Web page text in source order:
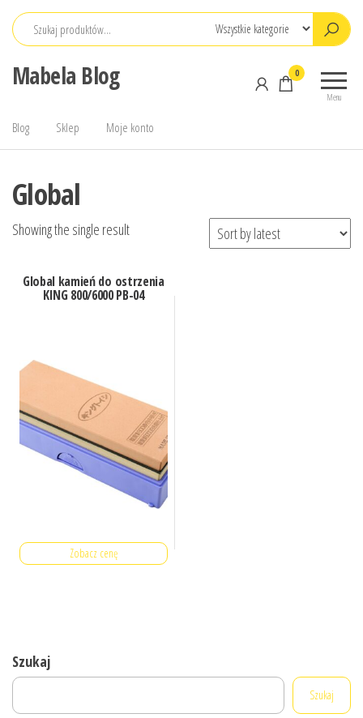
Przejdź
Mabela Blog
Menu
0
Blog Sklep Moje konto
Global
Showing the single result
Global kamień do ostrzenia
KING 800/6000 PB-04
Zobacz cenę
Szukaj
Szukaj